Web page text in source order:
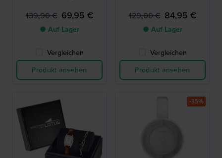
139,90 € 69,95 €
● Auf Lager
Vergleichen
Produkt ansehen
129,00 € 84,95 €
● Auf Lager
Vergleichen
Produkt ansehen
-35%